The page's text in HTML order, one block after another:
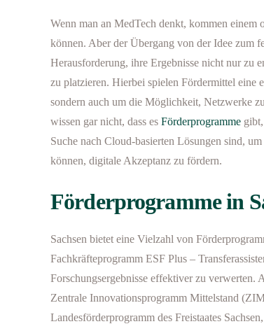
Wenn man an MedTech denkt, kommen
können. Aber der Übergang von der Idee zum
Herausforderung, ihre Ergebnisse nicht nur zu
zu platzieren. Hierbei spielen Fördermittel eine
sondern auch um die Möglichkeit, Netzwerke
wissen gar nicht, dass es Förderprogramme
Suche nach Cloud-basierten Lösungen sind,
können, digitale Akzeptanz zu fördern.
Förderprogramme in
Sachsen bietet eine Vielzahl von
Fachkräfteprogramm ESF Plus –
Forschungsergebnisse effektiver zu verwerten.
Zentrale Innovationsprogramm Mittelstand
Landesförderprogramm des Freistaates